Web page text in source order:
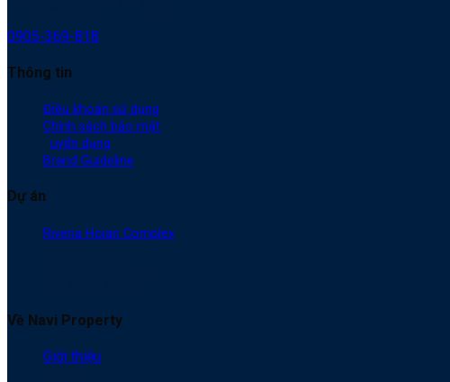
0905-369-818
Thông tin
Điều khoản sử dụng
Chính sách bảo mật
uyển dụng
Brand Guideline
Dự án
Riveria Hoian Complex
Về Navi Property
Giới thiệu